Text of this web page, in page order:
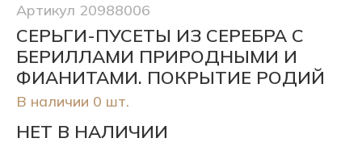
Артикул 20988006
СЕРЬГИ-ПУСЕТЫ ИЗ СЕРЕБРА С
БЕРИЛЛАМИ ПРИРОДНЫМИ И
ФИАНИТАМИ. ПОКРЫТИЕ РОДИЙ
В наличии 0 шт.
НЕТ В НАЛИЧИИ